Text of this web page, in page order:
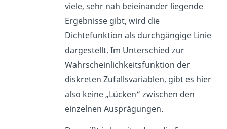
viele, sehr nah beieinander liegende
Ergebnisse gibt, wird die
Dichtefunktion als durchgängige Linie
dargestellt. Im Unterschied zur
Wahrscheinlichkeitsfunktion der
diskreten Zufallsvariablen, gibt es hier
also keine „Lücken“ zwischen den
einzelnen Ausprägungen.